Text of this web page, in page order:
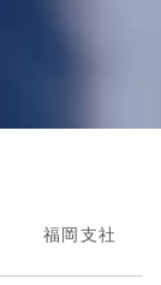
福岡支社